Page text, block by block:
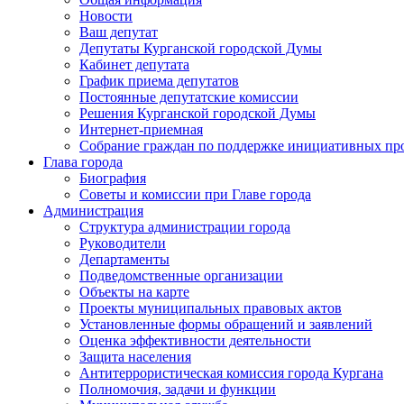
Новости
Ваш депутат
Депутаты Курганской городской Думы
Кабинет депутата
График приема депутатов
Постоянные депутатские комиссии
Решения Курганской городской Думы
Интернет-приемная
Собрание граждан по поддержке инициативных
Глава города
Биография
Советы и комиссии при Главе города
Администрация
Структура администрации города
Руководители
Департаменты
Подведомственные организации
Объекты на карте
Проекты муниципальных правовых актов
Установленные формы обращений и заявлений
Оценка эффективности деятельности
Защита населения
Антитеррористическая комиссия города Кургана
Полномочия, задачи и функции